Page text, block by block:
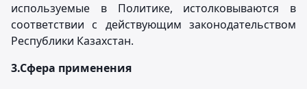
используемые в Политике, истолковываются в
соответствии с действующим законодательством
Республики Казахстан.
3.Сфера применения